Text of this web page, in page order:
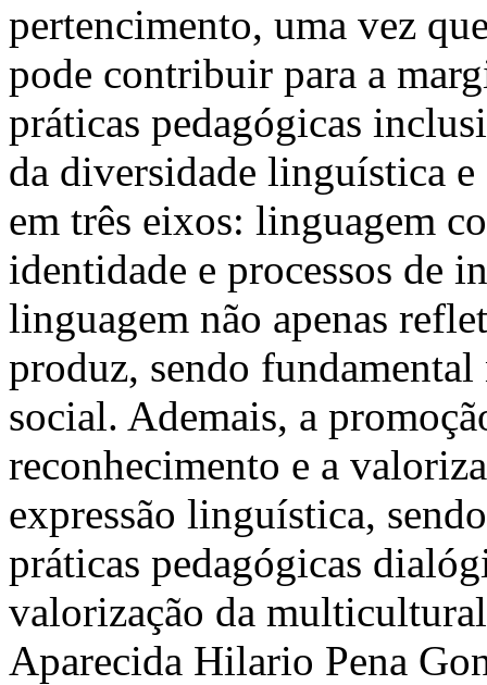
pertencimento, uma vez
pode contribuir para a
práticas pedagógicas
da diversidade linguística
em três eixos: linguagem
identidade e processos de
linguagem não apenas
produz, sendo
social. Ademais, a
reconhecimento e a
expressão linguística,
práticas pedagógicas
valorização da
Aparecida Hilario Pena